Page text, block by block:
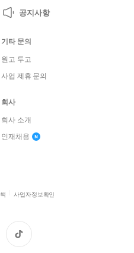
공지사항
기타 문의
원고 투고
사업 제휴 문의
회사
회사 소개
인재채용
사업자정보확인
틱
톡